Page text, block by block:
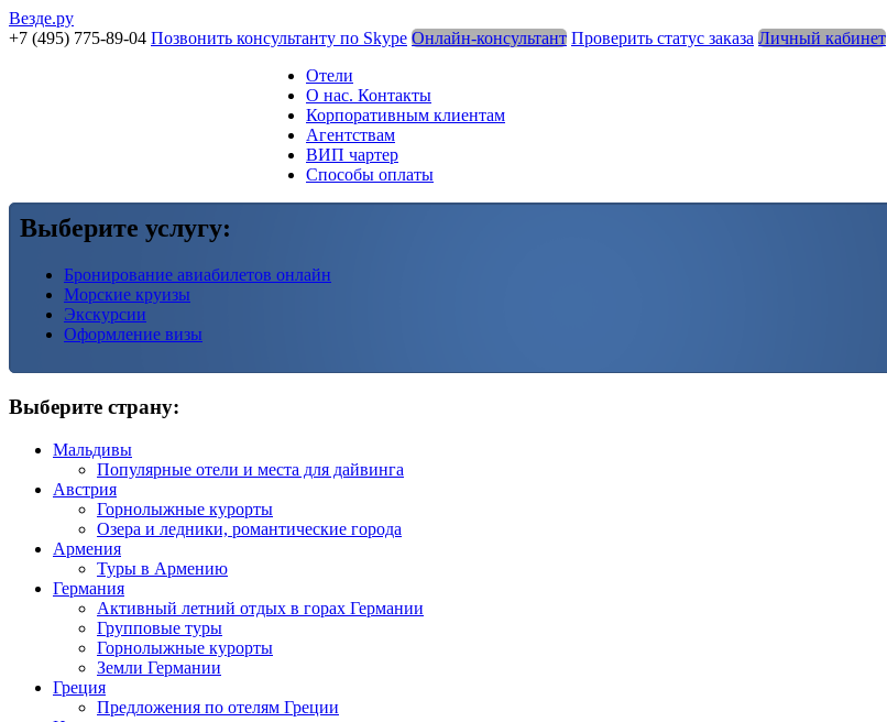
Везде.ру
+7 (495) 775-89-04 Позвонить консультанту по Skype Онлайн-консультант Проверить статус заказа Личный кабинет
Отели
О нас. Контакты
Корпоративным клиентам
Агентствам
ВИП чартер
Способы оплаты
Выберите услугу:
Бронирование авиабилетов онлайн
Морские круизы
Экскурсии
Оформление визы
Выберите страну:
Мальдивы
Популярные отели и места для дайвинга
Австрия
Горнолыжные курорты
Озера и ледники, романтические города
Армения
Туры в Армению
Германия
Активный летний отдых в горах Германии
Групповые туры
Горнолыжные курорты
Земли Германии
Греция
Предложения по отелям Греции